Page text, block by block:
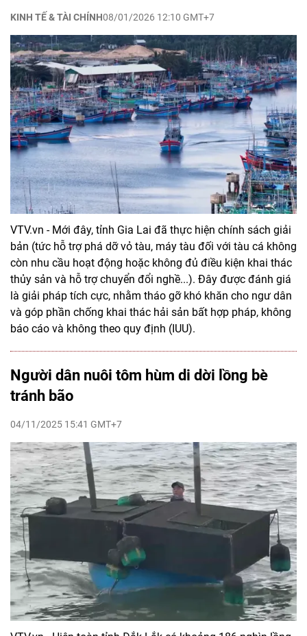
KINH TẾ & TÀI CHÍNH08/01/2026 12:10 GMT+7
VTV.vn - Mới đây, tỉnh Gia Lai đã thực hiện chính sách giải
bản (tức hỗ trợ phá dỡ vỏ tàu, máy tàu đối với tàu cá không
còn nhu cầu hoạt động hoặc không đủ điều kiện khai thác
thủy sản và hỗ trợ chuyển đổi nghề...). Đây được đánh giá
là giải pháp tích cực, nhằm tháo gỡ khó khăn cho ngư dân
và góp phần chống khai thác hải sản bất hợp pháp, không
báo cáo và không theo quy định (IUU).
Người dân nuôi tôm hùm di dời lồng bè
tránh bão
04/11/2025 15:41 GMT+7